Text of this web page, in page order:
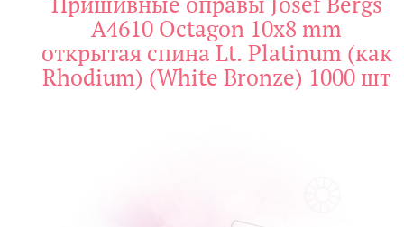
A4610 Octagon 10x8 mm
открытая спина Lt. Platinum (как
Rhodium) (White Bronze) 1000 шт